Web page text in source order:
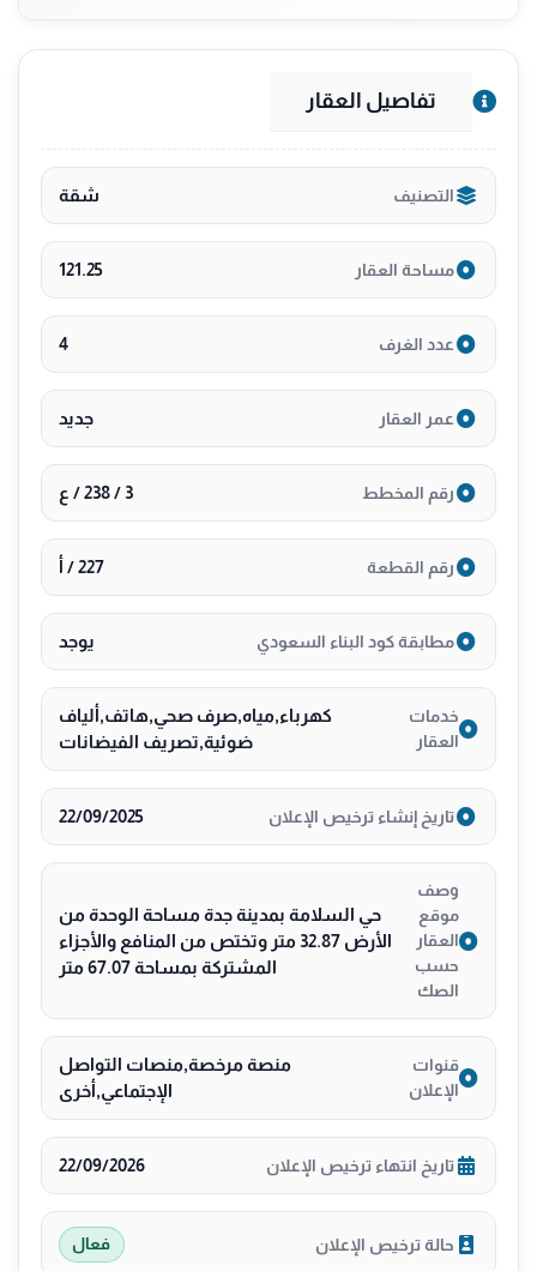
▫️قريبة من الخدمات
▫️قريبة جدا من الاسواق وسط جده
▫️بالقرب من مرافق تعليمية
🟦ضـــمــانــات الـمـشـروع
( 25 )سنــوات ضـد الـعـيـوب الخـفـيه
لتواصــــــــل 0530089755
تفاصيل العقار
التصنيف شقة
مساحة العقار 121.25
عدد الغرف 4
عمر العقار جديد
رقم المخطط 3 / 238 / ع
رقم القطعة 227 / أ
مطابقة كود البناء السعودي يوجد
خدمات
العقار
كهرباء,مياه,صرف صحي,هاتف,ألياف
ضوئية,تصريف الفيضانات
تاريخ إنشاء ترخيص الإعلان 22/09/2025
وصف
موقع
العقار
حسب
الصك
حي السلامة بمدينة جدة مساحة الوحدة من
الأرض 32.87 متر وتختص من المنافع والأجزاء
المشتركة بمساحة 67.07 متر
قنوات
الإعلان
منصة مرخصة,منصات التواصل
الإجتماعي,أخرى
تاريخ انتهاء ترخيص الإعلان 22/09/2026
حالة ترخيص الإعلان فعال